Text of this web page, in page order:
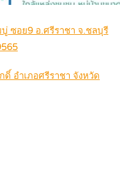
ซอย9 อ.ศรีราชา จ.ชลบุรี
อำเภอศรีราชา จังหวัด